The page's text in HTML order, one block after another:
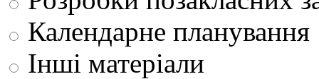
Календарне планування
Інші матеріали